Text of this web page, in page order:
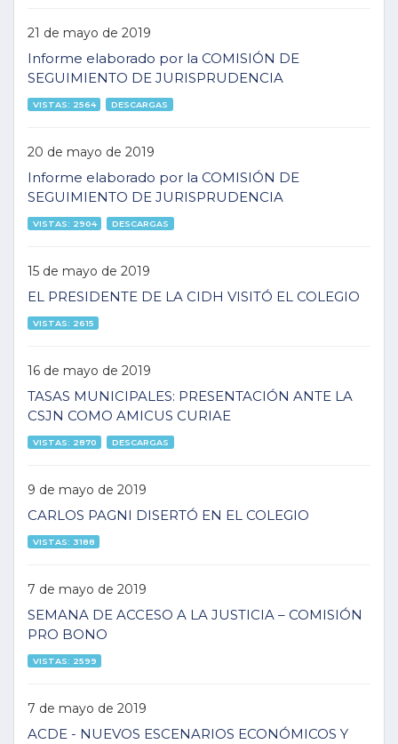
21 de mayo de 2019
Informe elaborado por la COMISIÓN DE
SEGUIMIENTO DE JURISPRUDENCIA
VISTAS: 2564 DESCARGAS
20 de mayo de 2019
Informe elaborado por la COMISIÓN DE
SEGUIMIENTO DE JURISPRUDENCIA
VISTAS: 2904 DESCARGAS
15 de mayo de 2019
EL PRESIDENTE DE LA CIDH VISITÓ EL COLEGIO
VISTAS: 2615
16 de mayo de 2019
TASAS MUNICIPALES: PRESENTACIÓN ANTE LA
CSJN COMO AMICUS CURIAE
VISTAS: 2870 DESCARGAS
9 de mayo de 2019
CARLOS PAGNI DISERTÓ EN EL COLEGIO
VISTAS: 3188
7 de mayo de 2019
SEMANA DE ACCESO A LA JUSTICIA – COMISIÓN
PRO BONO
VISTAS: 2599
7 de mayo de 2019
ACDE - NUEVOS ESCENARIOS ECONÓMICOS Y